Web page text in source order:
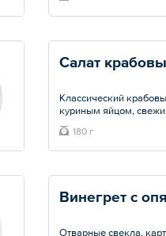
Салат
Классический
куриным яйцом,
крабовыми палочками.
Общий вес – 180 г
180 г
Винегрет с
Отварные свекла,